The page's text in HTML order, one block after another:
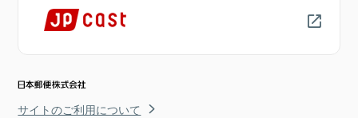
サイトのご利用について